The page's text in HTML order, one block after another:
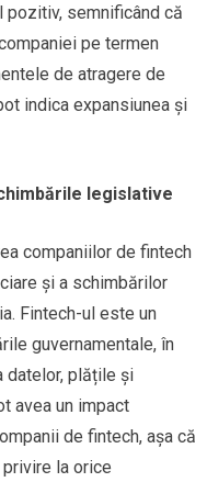
pozitiv, semnificând că
pe termen
de atragere de
indica expansiunea și
legislative
companiilor de fintech
și a schimbărilor
Fintech-ul este un
guvernamentale, în
datelor, plățile și
avea un impact
de fintech, așa că
la orice